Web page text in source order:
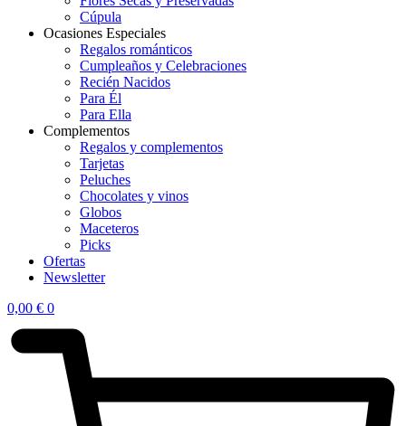
Cúpula
Ocasiones Especiales
Regalos románticos
Cumpleaños y Celebraciones
Recién Nacidos
Para Él
Para Ella
Complementos
Regalos y complementos
Tarjetas
Peluches
Chocolates y vinos
Globos
Maceteros
Picks
Ofertas
Newsletter
0,00 € 0